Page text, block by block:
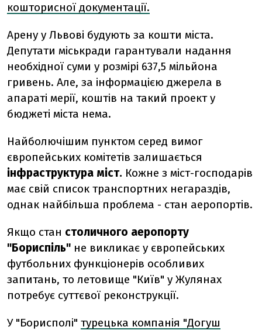
кошторисної документації.
Арену у Львові будують за кошти міста.
Депутати міськради гарантували надання
необхідної суми у розмірі 637,5 мільйона
гривень. Але, за інформацією джерела в
апараті мерії, коштів на такий проект у
бюджеті міста нема.
Найболючішим пунктом серед вимог
європейських комітетів залишається
інфраструктура міст. Кожне з міст-господарів
має свій список транспортних негараздів,
однак найбільша проблема - стан аеропортів.
Якщо стан столичного аеропорту
"Бориспіль" не викликає у європейських
футбольних функціонерів особливих
запитань, то летовище "Київ" у Жулянах
потребує суттєвої реконструкції.
У "Борисполі" турецька компанія "Догуш